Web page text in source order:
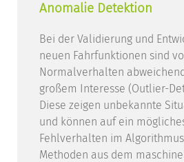
Anomalie Detektion
Bei der Validierung und
neuen Fahrfunktionen sind
Normalverhalten
großem Interesse (Outlier-
Diese zeigen unbekannte
und können auf ein
Fehlverhalten im
Methoden aus dem